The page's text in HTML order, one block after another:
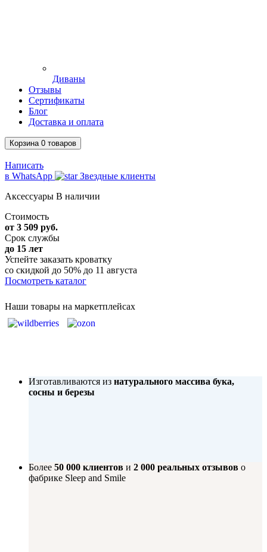
Диваны
Отзывы
Сертификаты
Блог
Доставка и оплата
Корзина 0 товаров
Написать
в WhatsApp
Звездные клиенты
Аксессуары В наличии
Стоимость
от 3 509 руб.
Срок службы
до 15 лет
Успейте заказать кроватку
со скидкой до 50% до 11 августа
Посмотреть каталог
Наши товары на маркетплейсах
Изготавливаются из натурального массива бука,
сосны и березы
Более 50 000 клиентов и 2 000 реальных отзывов о
фабрике Sleep and Smile